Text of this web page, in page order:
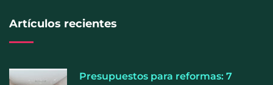
Artículos recientes
Presupuestos para reformas: 7